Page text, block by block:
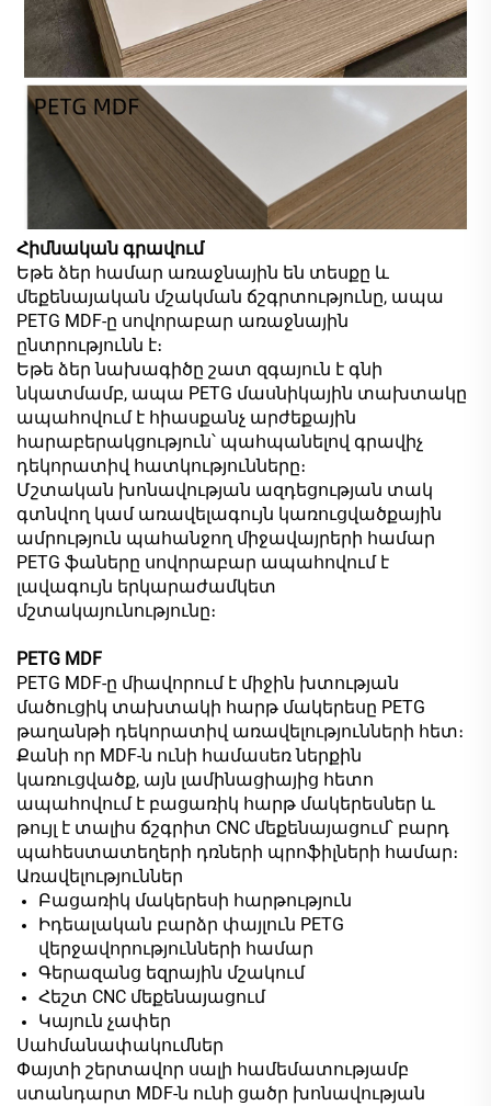
Հիմնական գրավում
Եթե ձեր համար առաջնային են տեսքը և
մեքենայական մշակման ճշգրտությունը, ապա
PETG MDF-ը սովորաբար առաջնային
ընտրությունն է։
Եթե ձեր նախագիծը շատ զգայուն է գնի
նկատմամբ, ապա PETG մասնիկային տախտակը
ապահովում է հիասքանչ արժեքային
հարաբերակցություն՝ պահպանելով գրավիչ
դեկորատիվ հատկությունները։
Մշտական խոնավության ազդեցության տակ
գտնվող կամ առավելագույն կառուցվածքային
ամրություն պահանջող միջավայրերի համար
PETG ֆաները սովորաբար ապահովում է
լավագույն երկարաժամկետ
մշտակայունությունը։
PETG MDF
PETG MDF-ը միավորում է միջին խտության
մածուցիկ տախտակի հարթ մակերեսը PETG
թաղանթի դեկորատիվ առավելությունների հետ։
Քանի որ MDF-ն ունի համասեռ ներքին
կառուցվածք, այն լամինացիայից հետո
ապահովում է բացառիկ հարթ մակերեսներ և
թույլ է տալիս ճշգրիտ CNC մեքենայացում՝ բարդ
պահեստատեղերի դռների պրոֆիլների համար։
Առավելություններ
Բացառիկ մակերեսի հարթություն
Իդեալական բարձր փայլուն PETG
վերջավորությունների համար
Գերազանց եզրային մշակում
Հեշտ CNC մեքենայացում
Կայուն չափեր
Սահմանափակումներ
Փայտի շերտավոր սալի համեմատությամբ
ստանդարտ MDF-ն ունի ցածր խոնավության